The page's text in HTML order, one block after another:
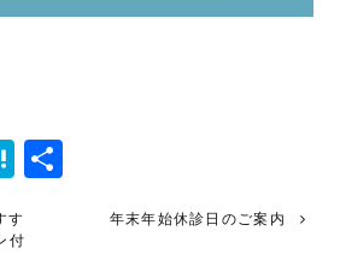
Hatena
す
付
年末年始休診日のご案内